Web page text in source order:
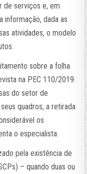
de serviços e, em
informação, dada as
atividades, o modelo
sobre a folha
na PEC 110/2019.
do setor de
quadros, a retirada
os
o especialista.
pela existência de
– quando duas ou